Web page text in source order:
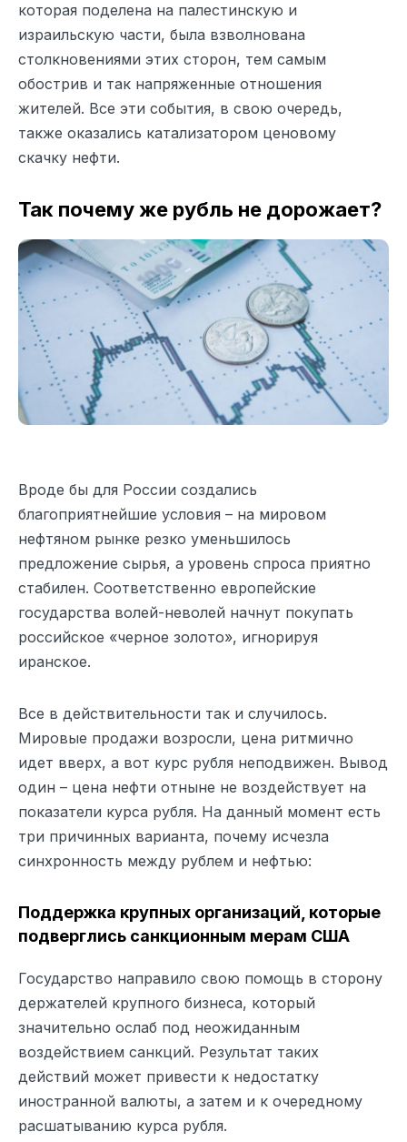
которая поделена на палестинскую и
израильскую части, была взволнована
столкновениями этих сторон, тем самым
обострив и так напряженные отношения
жителей. Все эти события, в свою очередь,
также оказались катализатором ценовому
скачку нефти.
Так почему же рубль не дорожает?
Вроде бы для России создались
благоприятнейшие условия – на мировом
нефтяном рынке резко уменьшилось
предложение сырья, а уровень спроса приятно
стабилен. Соответственно европейские
государства волей-неволей начнут покупать
российское «черное золото», игнорируя
иранское.
Все в действительности так и случилось.
Мировые продажи возросли, цена ритмично
идет вверх, а вот курс рубля неподвижен. Вывод
один – цена нефти отныне не воздействует на
показатели курса рубля. На данный момент есть
три причинных варианта, почему исчезла
синхронность между рублем и нефтью:
Поддержка крупных организаций, которые
подверглись санкционным мерам США
Государство направило свою помощь в сторону
держателей крупного бизнеса, который
значительно ослаб под неожиданным
воздействием санкций. Результат таких
действий может привести к недостатку
иностранной валюты, а затем и к очередному
расшатыванию курса рубля.